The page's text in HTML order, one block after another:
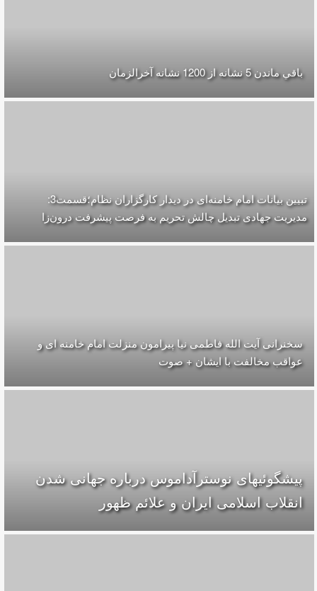
باقي ماندن 5 نشانه از 1200 نشانه‌ آخرالزمان
تبیین بیانات امام خامنه‌ای در دیدار کارگزاران نظام؛قسمت3:
مدیریت جهادی تبدیل چالش تحریم به فرصت پیشرفت درون‌زا
سخنرانی آیت الله فاطمی نیا پیرامون منزلت امام خامنه ای و
عواقب مخالفت با ایشان + صوت
پیشگوئیهای نوسترآداموس درباره جهانی شدن
انقلاب اسلامی ایران و علائم ظهور